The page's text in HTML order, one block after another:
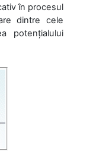
în procesul
dintre cele
potențialului